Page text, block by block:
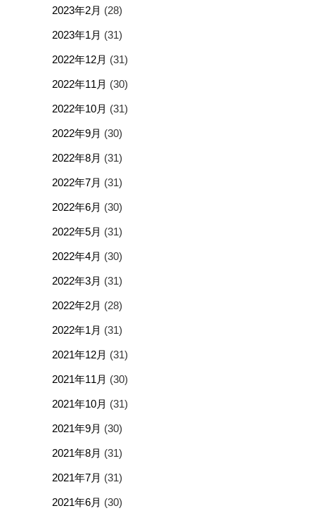
2023年2月 (28)
2023年1月 (31)
2022年12月 (31)
2022年11月 (30)
2022年10月 (31)
2022年9月 (30)
2022年8月 (31)
2022年7月 (31)
2022年6月 (30)
2022年5月 (31)
2022年4月 (30)
2022年3月 (31)
2022年2月 (28)
2022年1月 (31)
2021年12月 (31)
2021年11月 (30)
2021年10月 (31)
2021年9月 (30)
2021年8月 (31)
2021年7月 (31)
2021年6月 (30)